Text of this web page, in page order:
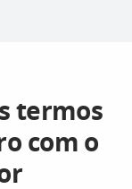
termos
com o